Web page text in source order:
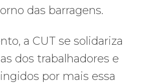
das barragens.
a CUT se solidariza
dos trabalhadores e
por mais essa